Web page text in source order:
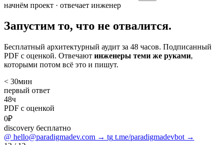
начнём проект · отвечает инженер
Запустим то, что не отвалится.
Бесплатный архитектурный аудит за 48 часов. Подписанный
PDF с оценкой. Отвечают инженеры теми же руками,
которыми потом всё это и пишут.
< 30мин
первый ответ
48ч
PDF с оценкой
0₽
discovery бесплатно
@ hello@paradigmadev.com → tg t.me/paradigmadevbot →